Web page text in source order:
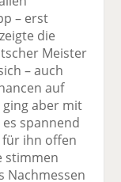
– erst
die
Meister
– auch
auf
ging aber mit
es spannend
für ihn offen
stimmen
Nachmessen